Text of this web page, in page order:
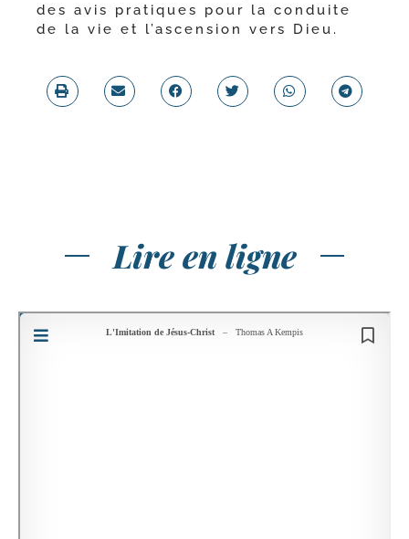
des avis pra­tiques pour la conduite
de la vie et l’as­cen­sion vers Dieu.
Lire en ligne